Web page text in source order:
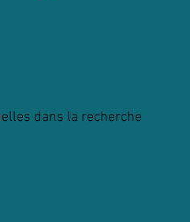
dans la recherche